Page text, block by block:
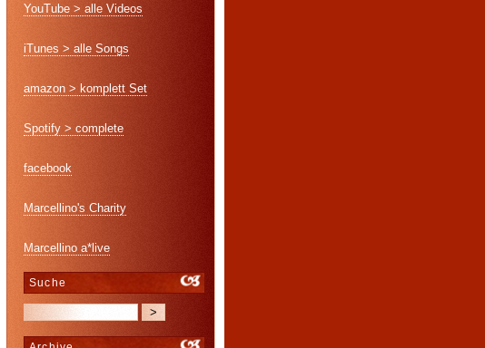
YouTube > alle Videos
iTunes > alle Songs
amazon > komplett Set
Spotify > complete
facebook
Marcellino's Charity
Marcellino a*live
Suche